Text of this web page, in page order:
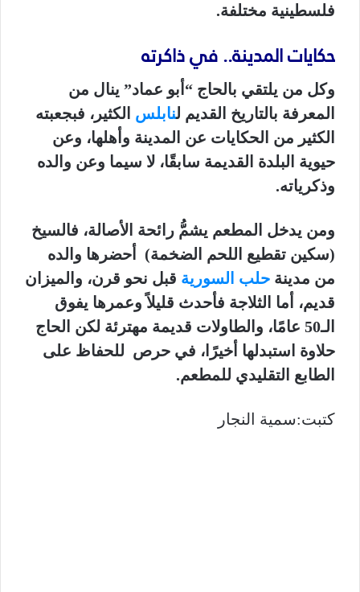
فلسطينية مختلفة.
حكايات المدينة.. في ذاكرته
وكل من يلتقي بالحاج “أبو عماد” ينال من
المعرفة بالتاريخ القديم لنابلس الكثير، فبجعبته
الكثير من الحكايات عن المدينة وأهلها، وعن
حيوية البلدة القديمة سابقًا، لا سيما وعن والده
وذكرياته.
ومن يدخل المطعم يشمُّ رائحة الأصالة، فالسيخ
(سكين تقطيع اللحم الضخمة) أحضرها والده
من مدينة حلب السورية قبل نحو قرن، والميزان
قديم، أما الثلاجة فأحدث قليلاً وعمرها يفوق
الـ50 عامًا، والطاولات قديمة مهترئة لكن الحاج
حلاوة استبدلها أخيرًا، في حرص للحفاظ على
الطابع التقليدي للمطعم.
كتبت:سمية النجار